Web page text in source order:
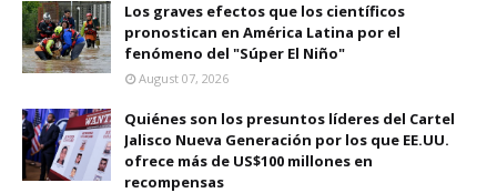
Los graves efectos que los científicos
pronostican en América Latina por el
fenómeno del "Súper El Niño"
August 07, 2026
Quiénes son los presuntos líderes del Cartel
Jalisco Nueva Generación por los que EE.UU.
ofrece más de US$100 millones en
recompensas